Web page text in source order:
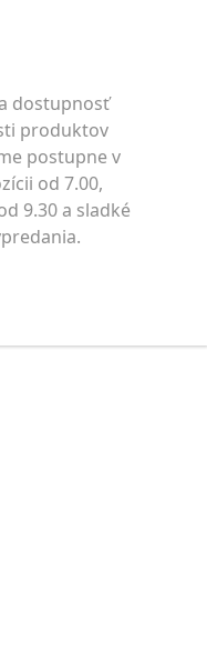
dostupnosť
produktov
postupne v
od 7.00,
9.30 a sladké